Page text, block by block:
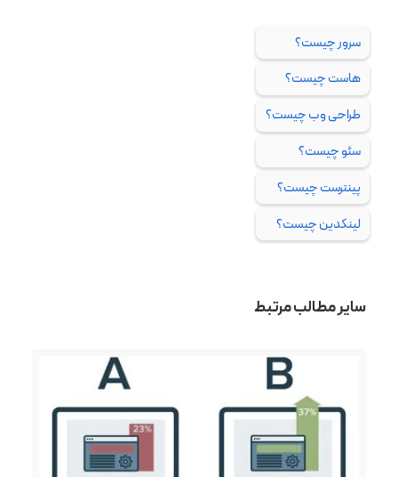
سرور چیست؟
هاست چیست؟
طراحی وب چیست؟
سئو چیست؟
پینترست چیست؟
لینکدین چیست؟
سایر مطالب مرتبط